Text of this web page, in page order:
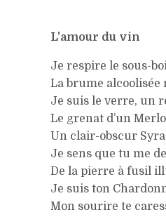
L’amour du vin
Je respire le sous-
La brume alcoolisée
Je suis le verre, un
Le grenat d’un
Un clair-obscur
Je sens que tu me
De la pierre à fusil
Je suis ton
Mon sourire te